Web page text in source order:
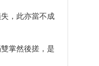
，此亦當不成
掌然後搓，是